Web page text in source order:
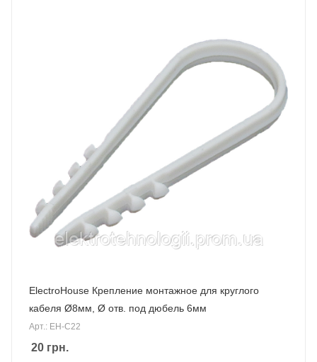
ElectroHouse Крепление монтажное для круглого
кабеля Ø8мм, Ø отв. под дюбель 6мм
Арт.: EH-C22
20 грн.